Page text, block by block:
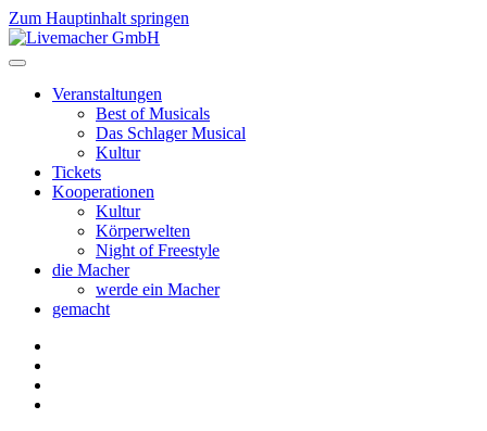
Zum Hauptinhalt springen
Veranstaltungen
Best of Musicals
Das Schlager Musical
Kultur
Tickets
Kooperationen
Kultur
Körperwelten
Night of Freestyle
die Macher
werde ein Macher
gemacht